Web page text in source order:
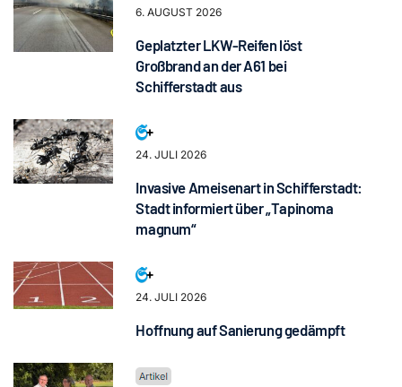
6. AUGUST 2026
Geplatzter LKW-Reifen löst
Großbrand an der A61 bei
Schifferstadt aus
24. JULI 2026
Invasive Ameisenart in Schifferstadt:
Stadt informiert über „Tapinoma
magnum“
24. JULI 2026
Hoffnung auf Sanierung gedämpft